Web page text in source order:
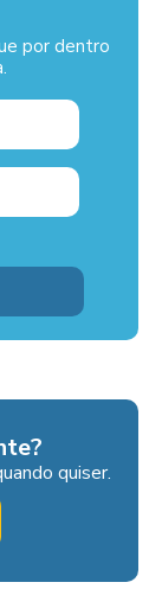
por dentro
quiser.